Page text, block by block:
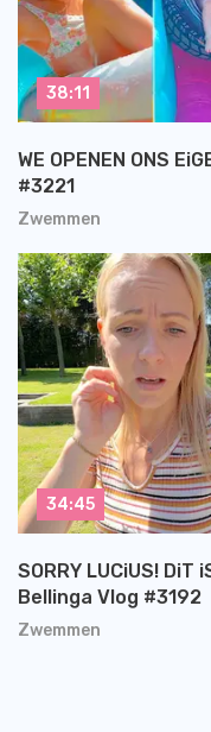
Zwemmen
WE OPENEN ONS
#3221
38:11
Zwemmen
SORRY LUCiUS! DiT
Bellinga Vlog #3192
34:45